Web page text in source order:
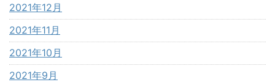
2021年12月
2021年11月
2021年10月
2021年9月